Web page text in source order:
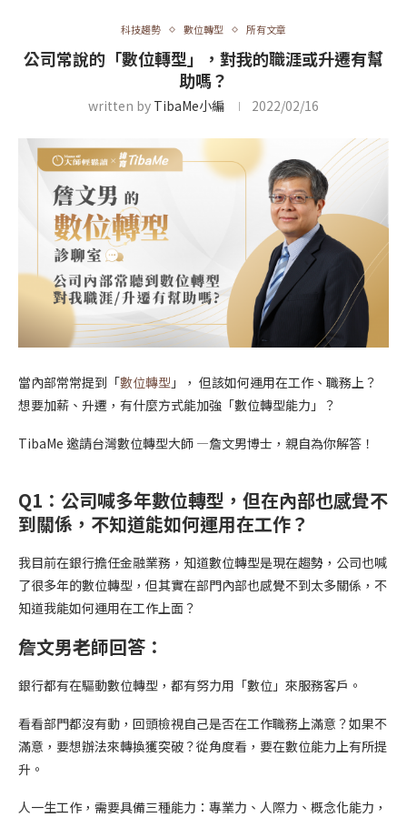
科技趨勢 數位轉型 所有文章
公司常說的「數位轉型」，對我的職涯或升遷有幫
助嗎？
written by TibaMe小編 2022/02/16
當內部常常提到「數位轉型 」， 但該如何運用在工作、職務上？
想要加薪、升遷，有什麼方式能加強「數位轉型能力」？
TibaMe 邀請台灣數位轉型大師 —詹文男博士，親自為你解答！
Q1： 公司喊多年數位轉型，但在內部也感覺不
到關係，不知道能如何運用在工作？
我目前在銀行擔任金融業務，知道數位轉型是現在趨勢，公司也喊
了很多年的數位轉型，但其實在部門內部也感覺不到太多關係，不
知道我能如何運用在工作上面？
詹文男老師回答：
銀行都有在驅動數位轉型，都有努力用「數位」來服務客戶。
看看部門都沒有動，回頭檢視自己是否在工作職務上滿意？如果不
滿意，要想辦法來轉換獲突破？從角度看，要在數位能力上有所提
升。
人一生工作，需要具備三種能力：專業力、人際力、概念化能力，